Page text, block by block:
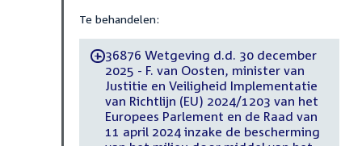
Te behandelen:
-36876 Wetgeving d.d. 30 december
2025 - F. van Oosten, minister van
Justitie en Veiligheid Implementatie
van Richtlijn (EU) 2024/1203 van het
Europees Parlement en de Raad van
11 april 2024 inzake de bescherming